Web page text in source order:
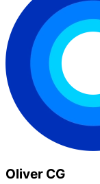
Oliver CG